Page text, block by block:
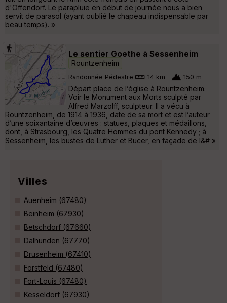
d'Offendorf. Le parapluie en début de journée nous a bien
servit de parasol (ayant oublié le chapeau indispensable par
beau temps). »
Le sentier Goethe à Sessenheim
Rountzenheim
Randonnée Pédestre 14 km 150 m
Départ place de l’église à Rountzenheim.
Voir le Monument aux Morts sculpté par
Alfred Marzolff, sculpteur. Il a vécu à
Rountzenheim, de 1914 à 1936, date de sa mort et est l’auteur
d’une soixantaine d’œuvres : statues, plaques et médaillons,
dont, à Strasbourg, les Quatre Hommes du pont Kennedy ; à
Sessenheim, les bustes de Luther et Bucer, en façade de l&# »
Villes
Auenheim (67480)
Beinheim (67930)
Betschdorf (67660)
Dalhunden (67770)
Drusenheim (67410)
Forstfeld (67480)
Fort-Louis (67480)
Kesseldorf (67930)